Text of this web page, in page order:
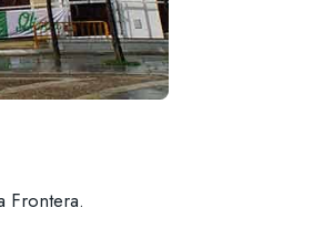
Frontera.